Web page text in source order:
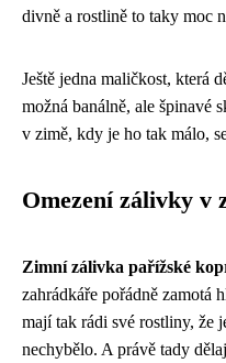
divně a rostlině to taky moc
Ještě jedna maličkost, která
možná banálně, ale špinavé
v zimě, kdy je ho tak málo,
Omezení zálivky v
Zimní zálivka pařížské
zahrádkáře pořádně zamotá
mají tak rádi své rostliny, že
nechybělo. A právě tady